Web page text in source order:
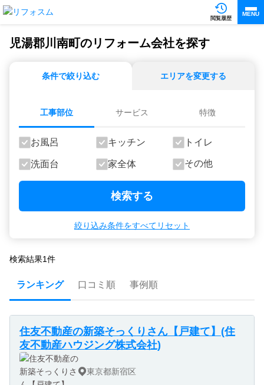
閲覧履歴
MENU
児湯郡川南町のリフォーム会社を探す
条件で絞り込む エリアを変更する
工事部位 サービス 特徴
お風呂 キッチン トイレ
洗面台 家全体 その他
検索する
絞り込み条件をすべてリセット
検索結果1件
ランキング 口コミ順 事例順
住友不動産の新築そっくりさん【戸建て】(住
友不動産ハウジング株式会社)
東京都新宿区